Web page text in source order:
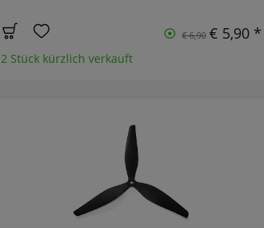
€ 6,90 € 5,90 *
2 Stück kürzlich verkauft